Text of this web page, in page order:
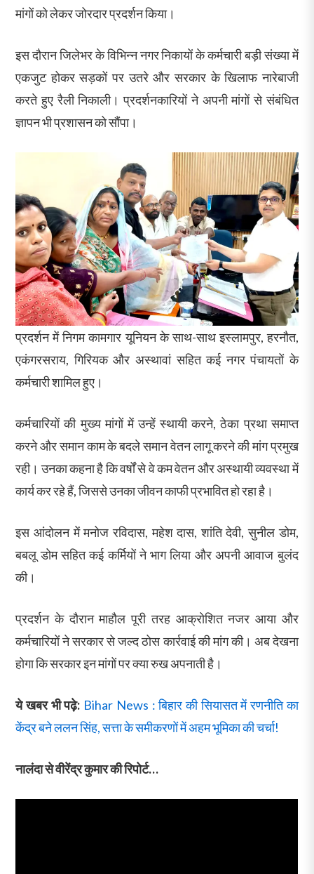
मांगों को लेकर जोरदार प्रदर्शन किया।
इस दौरान जिलेभर के विभिन्न नगर निकायों के कर्मचारी बड़ी संख्या में
एकजुट होकर सड़कों पर उतरे और सरकार के खिलाफ नारेबाजी
करते हुए रैली निकाली। प्रदर्शनकारियों ने अपनी मांगों से संबंधित
ज्ञापन भी प्रशासन को सौंपा।
प्रदर्शन में निगम कामगार यूनियन के साथ-साथ इस्लामपुर, हरनौत,
एकंगरसराय, गिरियक और अस्थावां सहित कई नगर पंचायतों के
कर्मचारी शामिल हुए।
कर्मचारियों की मुख्य मांगों में उन्हें स्थायी करने, ठेका प्रथा समाप्त
करने और समान काम के बदले समान वेतन लागू करने की मांग प्रमुख
रही। उनका कहना है कि वर्षों से वे कम वेतन और अस्थायी व्यवस्था में
कार्य कर रहे हैं, जिससे उनका जीवन काफी प्रभावित हो रहा है।
इस आंदोलन में मनोज रविदास, महेश दास, शांति देवी, सुनील डोम,
बबलू डोम सहित कई कर्मियों ने भाग लिया और अपनी आवाज बुलंद
की।
प्रदर्शन के दौरान माहौल पूरी तरह आक्रोशित नजर आया और
कर्मचारियों ने सरकार से जल्द ठोस कार्रवाई की मांग की। अब देखना
होगा कि सरकार इन मांगों पर क्या रुख अपनाती है।
ये खबर भी पढ़े: Bihar News : बिहार की सियासत में रणनीति का
केंद्र बने ललन सिंह, सत्ता के समीकरणों में अहम भूमिका की चर्चा!
नालंदा से वीरेंद्र कुमार की रिपोर्ट…